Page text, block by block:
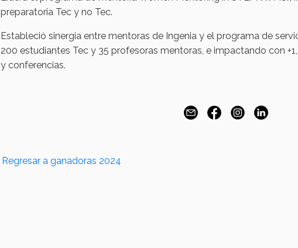
preparatoria Tec y no Tec.
Estableció sinergia entre mentoras de Ingenia y el programa de
200 estudiantes Tec y 35 profesoras mentoras, e impactando con
y conferencias.
Regresar a ganadoras 2024